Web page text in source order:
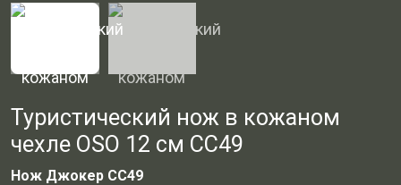
Туристический нож в кожаном
чехле OSO 12 см CC49
Нож Джокер CC49